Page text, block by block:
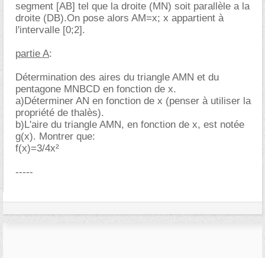
segment [AB] tel que la droite (MN) soit parallèle a la
droite (DB).On pose alors AM=x; x appartient à
l'intervalle [0;2].
partie A:
Détermination des aires du triangle AMN et du
pentagone MNBCD en fonction de x.
a)Déterminer AN en fonction de x (penser à utiliser la
propriété de thalès).
b)L'aire du triangle AMN, en fonction de x, est notée
g(x). Montrer que:
f(x)=3/4x²
-----